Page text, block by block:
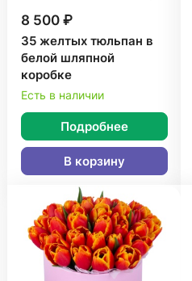
8 500 ₽
35 желтых тюльпан в
белой шляпной
коробке
Есть в наличии
Подробнее
В корзину